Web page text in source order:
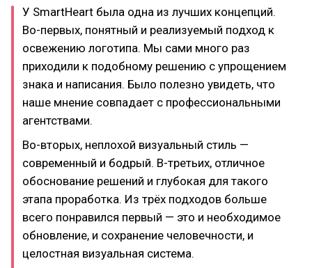
У SmartHeart была одна из лучших концепций.
Во-первых, понятный и реализуемый подход к
освежению логотипа. Мы сами много раз
приходили к подобному решению с упрощением
знака и написания. Было полезно увидеть, что
наше мнение совпадает с профессиональными
агентствами.
Во-вторых, неплохой визуальный стиль —
современный и бодрый. В-третьих, отличное
обоснование решений и глубокая для такого
этапа проработка. Из трёх подходов больше
всего понравился первый — это и необходимое
обновление, и сохранение человечности, и
целостная визуальная система.